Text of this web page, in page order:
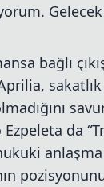
bağlı
Ezpeleta da